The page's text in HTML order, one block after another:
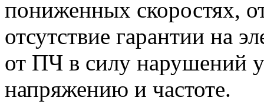
пониженных скоростях,
отсутствие гарантии на
от ПЧ в силу нарушений
напряжению и частоте.